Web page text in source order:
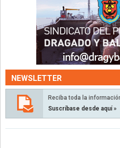
NEWSLETTER
Reciba toda la
Suscríbase desde aquí »